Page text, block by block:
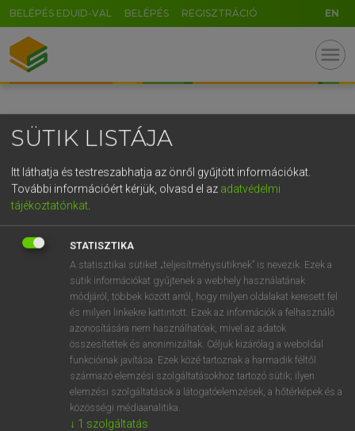
BELÉPÉS EDUID-VAL BELÉPÉS REGISZTRÁCIÓ EN
menu
OOOOPS!
SÜTIK LISTÁJA
Itt láthatja és testreszabhatja az önről gyűjtött információkat.
További információért kérjük, olvasd el az adatvédelmi
tájékoztatónkat
STATISZTIKA
A statisztikai sütiket „teljesítménysütiknek” is nevezik. Ezek a
sütik információkat gyűjtenek a webhely használatának
módjáról, többek között arról, hogy milyen oldalakat keresett fel
és milyen linkekre kattintott. Ezek az információk a felhasználó
azonosítására nem használhatóak, mivel az adatok
összesítettek és anonimizáltak. Céljuk kizárólag a weboldal
funkcióinak javítása. Ezek közé tartoznak a harmadik féltől
származó elemzési szolgáltatásokhoz tartozó sütik; ilyen
elemzési szolgáltatások a látogatóelemzések, a hőtérképek és a
közösségi médiaanalitika.
↓ 1 szolgáltatás
GR
5
g h k l
v b n m , . - AltGr